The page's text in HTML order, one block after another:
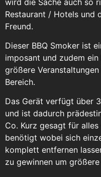
Restaurant / Hotels und
Freund.
Dieser BBQ Smoker ist
imposant und zudem
größere
Bereich.
Das Gerät verfügt über
und ist dadurch
Co. Kurz gesagt für
benötigt wobei sich
komplett entfernen
zu gewinnen um